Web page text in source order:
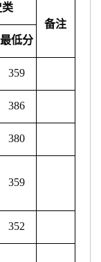
类
备注
最低分
359
386
380
359
352